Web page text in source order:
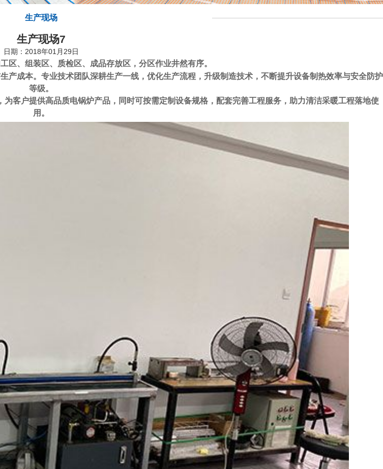
生产现场
生产现场7
日期：2018年01月29日
、组装区、质检区、成品存放区，分区作业井然有序。
成本。专业技术团队深耕生产一线，优化生产流程，升级制造技术，不断提升设备制热效率与安全防护
等级。
客户提供高品质电锅炉产品，同时可按需定制设备规格，配套完善工程服务，助力清洁采暖工程落地使
用。